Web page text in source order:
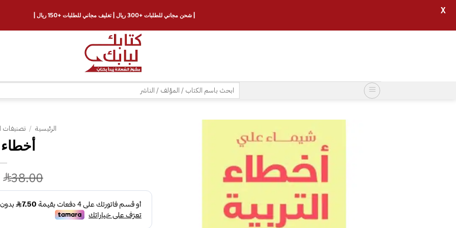
البحث
عن:
الرئيسية / تصنيفات
أخطاء
38.00
| شحن مجاني للطلبات +300 ريال | تغليف مجاني للطلبات +150 ريال | X